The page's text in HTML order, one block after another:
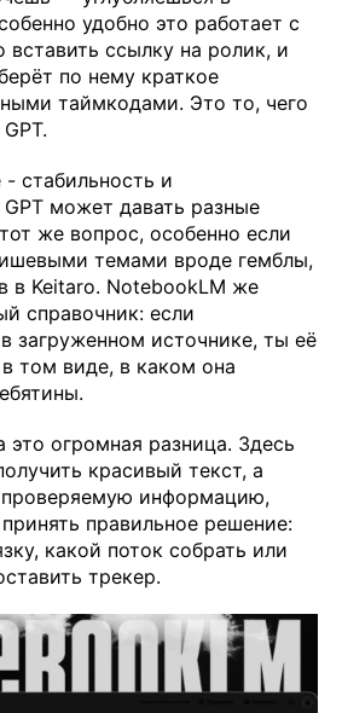
удобно это работает с
вставить ссылку на ролик, и
по нему краткое
таймкодами. Это то, чего
стабильность и
может давать разные
же вопрос, особенно если
темами вроде гемблы,
в Keitaro. NotebookLM же
справочник: если
загруженном источнике, ты её
том виде, в каком она
огромная разница. Здесь
красивый текст, а
проверяемую информацию,
правильное решение:
какой поток собрать или
трекер.